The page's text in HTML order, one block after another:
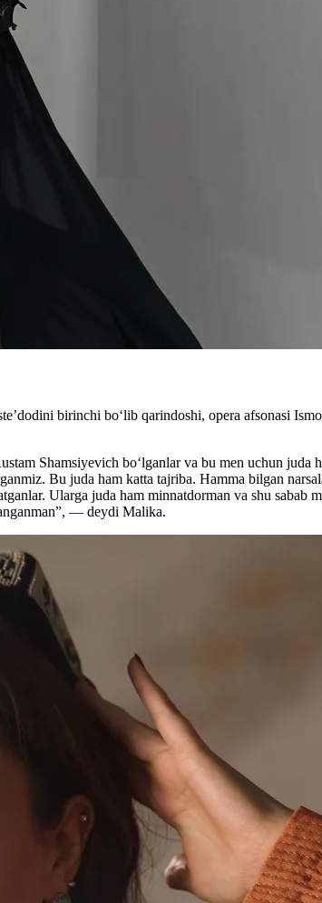
birinchi bo‘lib qarindoshi, opera afsonasi
Shamsiyevich boʻlganlar va bu men uchun
Bu juda ham katta tajriba. Hamma bilgan
Ularga juda ham minnatdorman va shu
— deydi Malika.